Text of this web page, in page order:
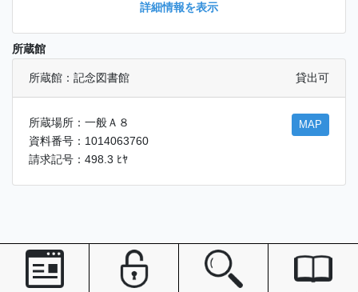
詳細情報を表示
所蔵館
所蔵館：記念図書館 貸出可
所蔵場所：一般Ａ８
資料番号：1014063760
請求記号：498.3 ﾋﾔ
MAP